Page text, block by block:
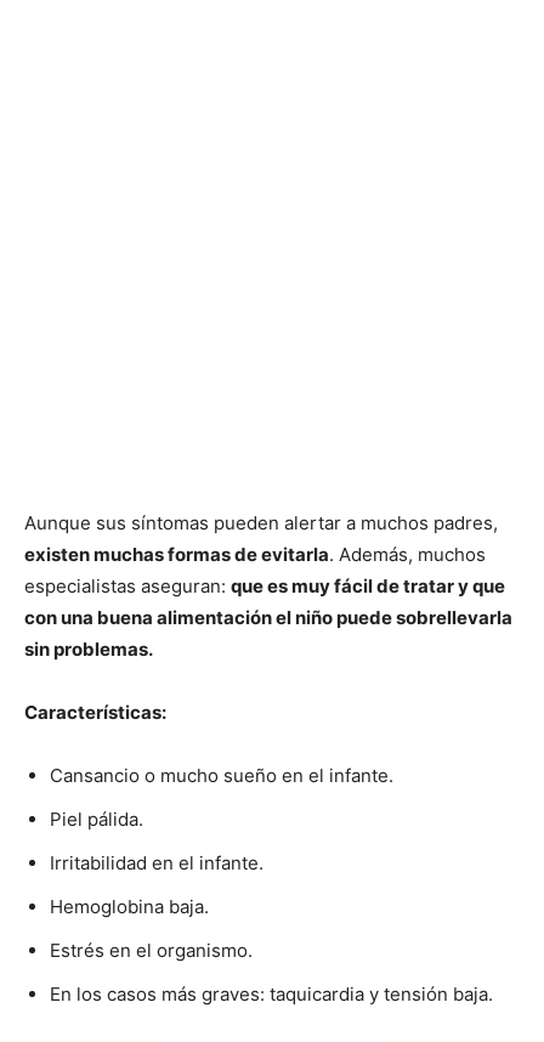
Aunque sus síntomas pueden alertar a muchos padres,
existen muchas formas de evitarla. Además, muchos
especialistas aseguran: que es muy fácil de tratar y que
con una buena alimentación el niño puede sobrellevarla
sin problemas.
Características:
Cansancio o mucho sueño en el infante.
Piel pálida.
Irritabilidad en el infante.
Hemoglobina baja.
Estrés en el organismo.
En los casos más graves: taquicardia y tensión baja.